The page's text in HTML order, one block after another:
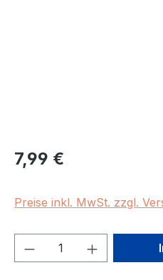
Regulärer Preis:
7,99 €
Preise inkl. MwSt. zzgl.
Produkt Anzahl: